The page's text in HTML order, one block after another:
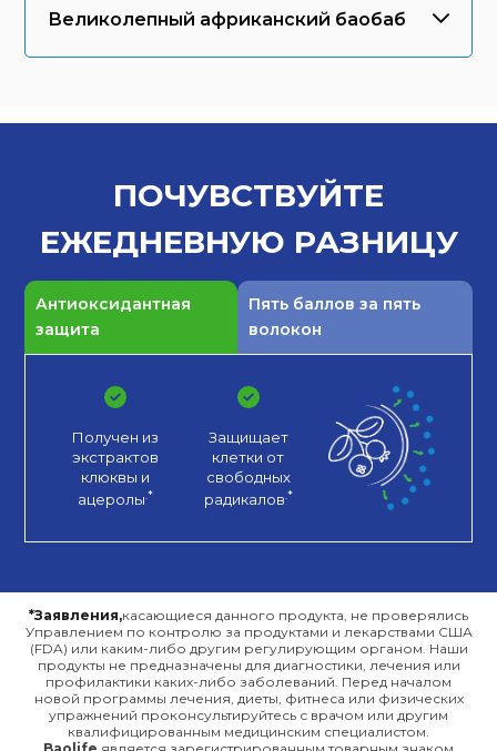
Великолепный африканский баобаб
ПОЧУВСТВУЙТЕ
ЕЖЕДНЕВНУЮ РАЗНИЦУ
Антиоксидантная
защита
Пять баллов за пять
волокон
Получен из
экстрактов
клюквы и
ацеролы.*
Защищает
клетки от
свободных
радикалов.*
*Заявления,касающиеся данного продукта, не проверялись
Управлением по контролю за продуктами и лекарствами США
(FDA) или каким-либо другим регулирующим органом. Наши
продукты не предназначены для диагностики, лечения или
профилактики каких-либо заболеваний. Перед началом
новой программы лечения, диеты, фитнеса или физических
упражнений проконсультируйтесь с врачом или другим
квалифицированным медицинским специалистом.